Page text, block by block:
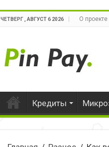
ЧЕТВЕРГ , АВГУСТ 6 2026 О проекте
Кредиты